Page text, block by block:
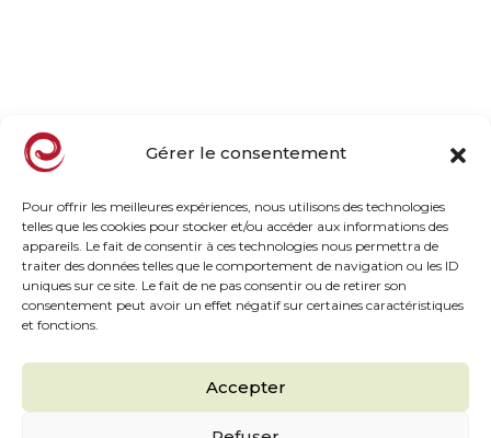
Gérer le consentement
Pour offrir les meilleures expériences, nous utilisons des technologies
telles que les cookies pour stocker et/ou accéder aux informations des
appareils. Le fait de consentir à ces technologies nous permettra de
traiter des données telles que le comportement de navigation ou les ID
uniques sur ce site. Le fait de ne pas consentir ou de retirer son
consentement peut avoir un effet négatif sur certaines caractéristiques
et fonctions.
Accepter
Notre offre
Gamme Surgelée
Gamme Frais
Tous les fruits et saveurs
Recettes des chefs